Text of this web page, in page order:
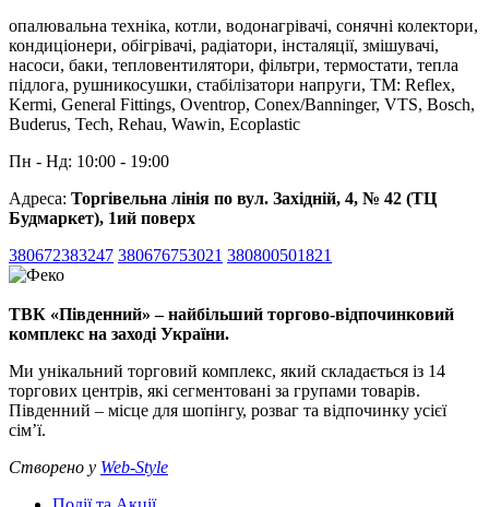
опалювальна техніка, котли, водонагрівачі, сонячні колектори,
кондиціонери, обігрівачі, радіатори, інсталяції, змішувачі,
насоси, баки, тепловентилятори, фільтри, термостати, тепла
підлога, рушникосушки, стабілізатори напруги, ТМ: Reflex,
Kermi, General Fittings, Oventrop, Conex/Banninger, VTS, Bosch,
Buderus, Tech, Rehau, Wawin, Ecoplastic
Пн - Нд: 10:00 - 19:00
Адреса: Торгівельна лінія по вул. Західній, 4, № 42 (ТЦ
Будмаркет), 1ий поверх
380672383247 380676753021 380800501821
ТВК «Південний» – найбільший торгово-відпочинковий
комплекс на заході України.
Ми унікальний торговий комплекс, який складається із 14
торгових центрів, які сегментовані за групами товарів.
Південний – місце для шопінгу, розваг та відпочинку усієї
сім’ї.
Створено у Web-Style